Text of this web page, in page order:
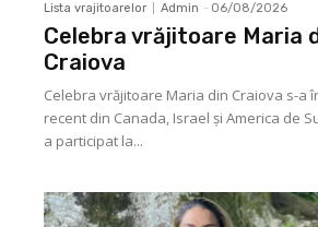
Lista vrajitoarelor Admin - 06/08/2026
Celebra vrăjitoare Maria
Craiova
Celebra vrăjitoare Maria din Craiova s-a
recent din Canada, Israel şi America de
a participat la...